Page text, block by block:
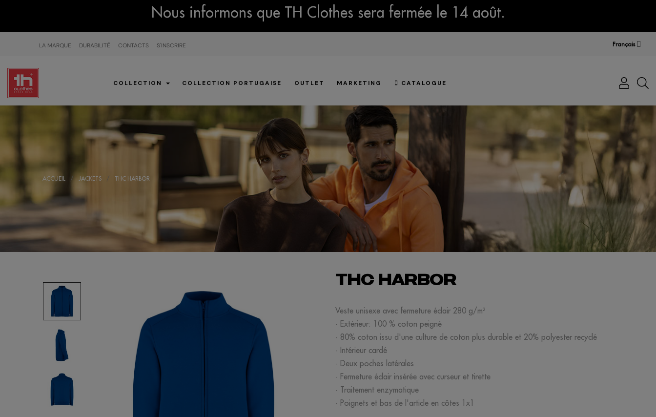
Nous informons que TH Clothes sera fermée le 14 août.
LA MARQUE DURABILITÉ CONTACTS S'INSCRIRE Français
COLLECTION COLLECTION PORTUGAISE OUTLET MARKETING CATALOGUE
ACCUEIL JACKETS THC HARBOR
THC HARBOR
Veste unisexe avec fermeture éclair 280 g/m²
· Extérieur: 100 % coton peigné
· 80% coton issu d'une culture de coton plus durable et 20% polyester recyclé
· Intérieur cardé
· Deux poches latérales
· Fermeture éclair insérée avec curseur et tirette
· Traitement enzymatique
· Poignets et bas de l'article en côtes 1x1